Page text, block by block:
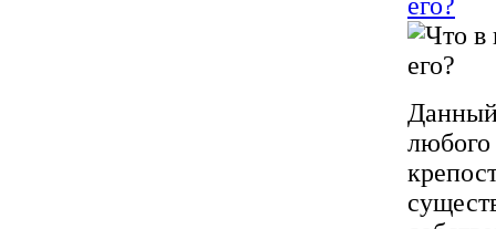
его?
Данный
любого